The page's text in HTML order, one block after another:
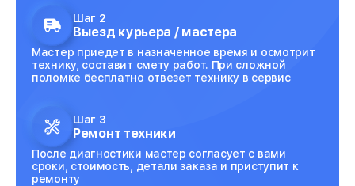
Шаг 2
Выезд курьера / мастера
Мастер приедет в назначенное время и осмотрит
технику, составит смету работ. При сложной
поломке бесплатно отвезет технику в сервис
Шаг 3
Ремонт техники
После диагностики мастер согласует с вами
сроки, стоимость, детали заказа и приступит к
ремонту